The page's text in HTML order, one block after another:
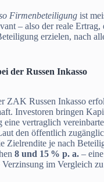
Firmenbeteiligung ist
– also der reale Ertrag,
erzielen, nach
der Russen Inkasso
ZAK Russen Inkasso
Investoren bringen
eine vertraglich vereinbarte
den öffentlich
Zielrendite je nach
8 und 15 % p. a. – eine
im Vergleich